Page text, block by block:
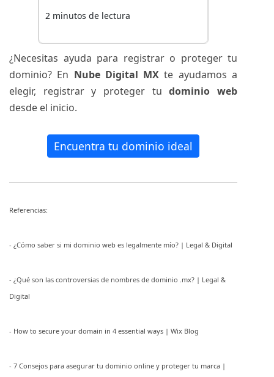
2 minutos de lectura
¿Necesitas ayuda para registrar o proteger tu
dominio? En Nube Digital MX te ayudamos a
elegir, registrar y proteger tu dominio web
desde el inicio.
Encuentra tu dominio ideal
Referencias:
- ¿Cómo saber si mi dominio web es legalmente mío? | Legal & Digital
- ¿Qué son las controversias de nombres de dominio .mx? | Legal &
Digital
- How to secure your domain in 4 essential ways | Wix Blog
- 7 Consejos para asegurar tu dominio online y proteger tu marca |